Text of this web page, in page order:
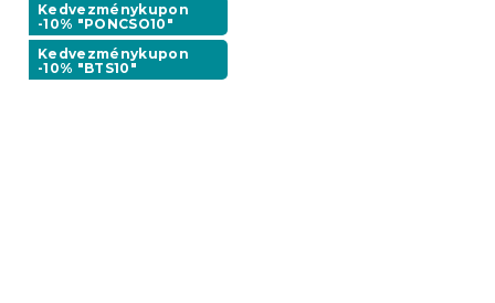
Kedvezménykupon
-10% "PONCSO10"
Kedvezménykupon
-10% "BTS10"